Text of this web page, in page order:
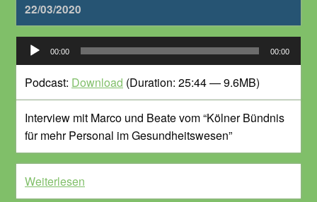
22/03/2020
Audio-
Player
00:00 00:00
Podcast: Download (Duration: 25:44 — 9.6MB)
Interview mit Marco und Beate vom “Kölner Bündnis
für mehr Personal im Gesundheitswesen”
Weiterlesen